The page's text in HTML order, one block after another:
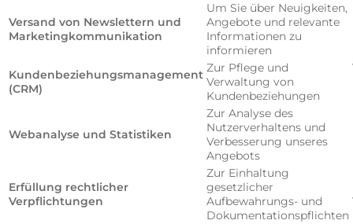
Versand von Newslettern und
Marketingkommunikation
Um Sie über Neuigkeiten,
Angebote und relevante
Informationen zu
informieren
Kundenbeziehungsmanagement
(CRM)
Zur Pflege und
Verwaltung von
Kundenbeziehungen
Webanalyse und Statistiken
Zur Analyse des
Nutzerverhaltens und
Verbesserung unseres
Angebots
Erfüllung rechtlicher
Verpflichtungen
Zur Einhaltung
gesetzlicher
Aufbewahrungs- und
Dokumentationspflichten